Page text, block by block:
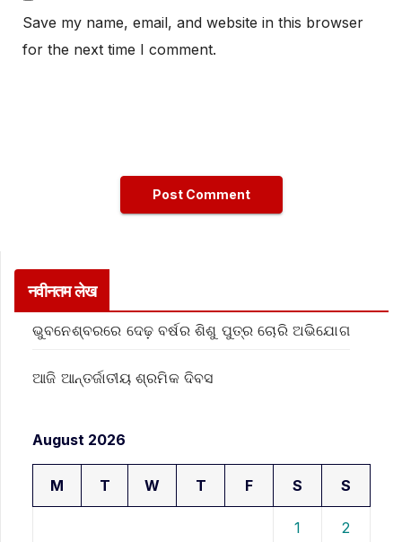
Save my name, email, and website in this browser
for the next time I comment.
नवीनतम लेख
ଭୁବନେଶ୍ବରରେ ଦେଢ଼ ବର୍ଷର ଶିଶୁ ପୁତ୍ର ଚୋରି ଅଭିଯୋଗ
ଆଜି ଆନ୍ତର୍ଜାତୀୟ ଶ୍ରମିକ ଦିବସ
August 2026
M T W T F S S
1 2